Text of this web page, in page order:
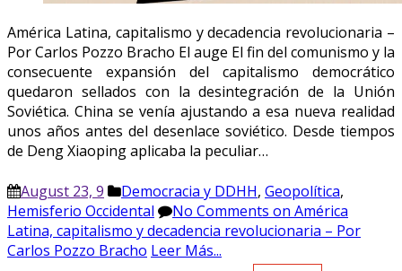
América Latina, capitalismo y decadencia revolucionaria –
Por Carlos Pozzo Bracho El auge El fin del comunismo y la
consecuente expansión del capitalismo democrático
quedaron sellados con la desintegración de la Unión
Soviética. China se venía ajustando a esa nueva realidad
unos años antes del desenlace soviético. Desde tiempos
de Deng Xiaoping aplicaba la peculiar…
August 23, 9 Democracia y DDHH, Geopolítica,
Hemisferio Occidental
No Comments on América
Latina, capitalismo y decadencia revolucionaria – Por
Carlos Pozzo Bracho Leer Más...